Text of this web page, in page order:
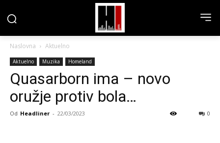
Naslovna Aktuelno
Aktuelno Muzika Homeland
Quasarborn ima – novo
oružje protiv bola…
Od Headliner - 22/03/2023 0